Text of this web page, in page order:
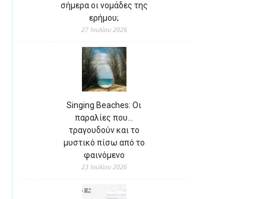
σήμερα οι νομάδες της
ερήμου;
27 Ιουλίου 2026
Singing Beaches: Οι
παραλίες που…
τραγουδούν και το
μυστικό πίσω από το
φαινόμενο
23 Ιουλίου 2026